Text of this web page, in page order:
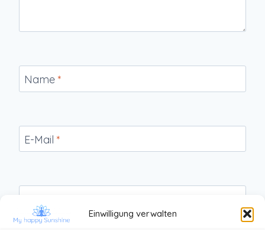
Einwilligung verwalten
Name *
E-Mail *